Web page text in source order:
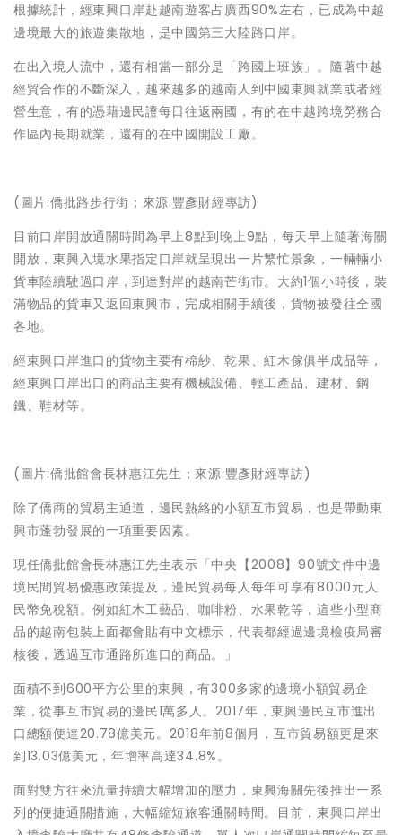
根據統計，經東興口岸赴越南遊客占廣西90%左右，已成為中越
邊境最大的旅遊集散地，是中國第三大陸路口岸。
在出入境人流中，還有相當一部分是「跨國上班族」。隨著中越
經貿合作的不斷深入，越來越多的越南人到中國東興就業或者經
營生意，有的憑藉邊民證每日往返兩國，有的在中越跨境勞務合
作區內長期就業，還有的在中國開設工廠。
(圖片:僑批路步行街；來源:豐彥財經專訪)
目前口岸開放通關時間為早上8點到晚上9點，每天早上隨著海關
開放，東興入境水果指定口岸就呈現出一片繁忙景象，一輛輛小
貨車陸續駛過口岸，到達對岸的越南芒街市。大約1個小時後，裝
滿物品的貨車又返回東興市，完成相關手續後，貨物被發往全國
各地。
經東興口岸進口的貨物主要有棉紗、乾果、紅木傢俱半成品等，
經東興口岸出口的商品主要有機械設備、輕工產品、建材、鋼
鐵、鞋材等。
(圖片:僑批館會長林惠江先生；來源:豐彥財經專訪)
除了僑商的貿易主通道，邊民熱絡的小額互市貿易，也是帶動東
興市蓬勃發展的一項重要因素。
現任僑批館會長林惠江先生表示「中央【2008】90號文件中邊
境民間貿易優惠政策提及，邊民貿易每人每年可享有8000元人
民幣免稅額。例如紅木工藝品、咖啡粉、水果乾等，這些小型商
品的越南包裝上面都會貼有中文標示，代表都經過邊境檢疫局審
核後，透過互市通路所進口的商品。」
面積不到600平方公里的東興，有300多家的邊境小額貿易企
業，從事互市貿易的邊民1萬多人。2017年，東興邊民互市進出
口總額便達20.78億美元。2018年前8個月，互市貿易額更是來
到13.03億美元，年增率高達34.8%。
面對雙方往來流量持續大幅增加的壓力，東興海關先後推出一系
列的便捷通關措施，大幅縮短旅客通關時間。目前，東興口岸出